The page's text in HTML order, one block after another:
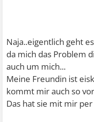
Naja..eigentlich geht
da mich das Problem
auch um mich...
Meine Freundin ist
kommt mir auch so
Das hat sie mit mir